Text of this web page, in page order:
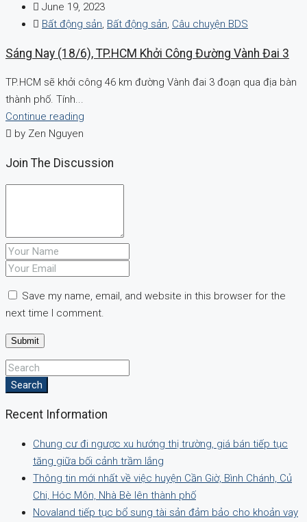
June 19, 2023
Bất động sản, Bất động sản, Câu chuyện BDS
Sáng Nay (18/6), TP.HCM Khởi Công Đường Vành Đai 3
TP.HCM sẽ khởi công 46 km đường Vành đai 3 đoạn qua địa bàn
thành phố. Tính...
Continue reading
by Zen Nguyen
Join The Discussion
Save my name, email, and website in this browser for the
next time I comment.
Search
Recent Information
Chung cư đi ngược xu hướng thị trường, giá bán tiếp tục
tăng giữa bối cảnh trầm lắng
Thông tin mới nhất về việc huyện Cần Giờ, Bình Chánh, Củ
Chi, Hóc Môn, Nhà Bè lên thành phố
Novaland tiếp tục bổ sung tài sản đảm bảo cho khoản vay